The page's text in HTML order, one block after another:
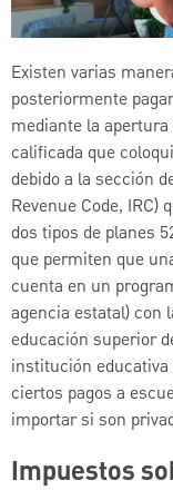
Existen varias
posteriormente
mediante la
calificada que
debido a la sección
Revenue Code,
dos tipos de planes
que permiten que
cuenta en un
agencia estatal) con
educación superior
institución
ciertos pagos a
importar si son
Impuestos